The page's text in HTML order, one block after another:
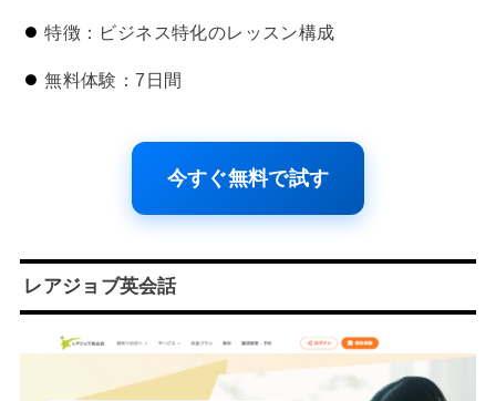
特徴：ビジネス特化のレッスン構成
無料体験：7日間
今すぐ無料で試す
レアジョブ英会話